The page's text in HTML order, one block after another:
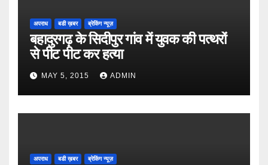
अपराध बडी ख़बर ब्रेकिंग न्यूज़
बहादुरगढ़ के सिदीपुर गांव में युवक की पत्थरों
से पीट पीट कर हत्या
MAY 5, 2015 ADMIN
अपराध बडी ख़बर ब्रेकिंग न्यूज़